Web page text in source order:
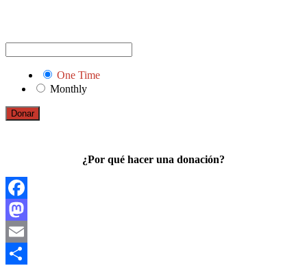
One Time
Monthly
Donar
¿Por qué hacer una donación?
Facebook
Mastodon
Email